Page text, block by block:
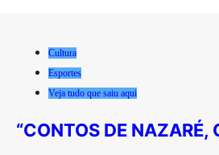
Cultura
Esportes
Veja tudo que saiu aqui
“CONTOS DE